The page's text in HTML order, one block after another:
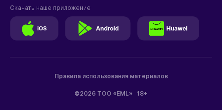
©2026 ТОО «EML» 18+
Правила использования материалов
Скачать наше приложение